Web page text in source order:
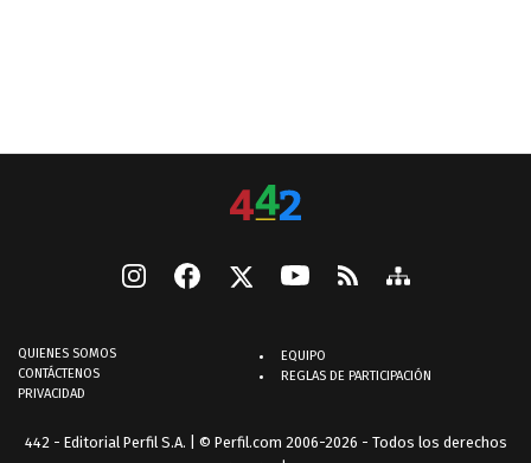
QUIENES SOMOS
CONTÁCTENOS
PRIVACIDAD
EQUIPO
REGLAS DE PARTICIPACIÓN
442 - Editorial Perfil S.A. | © Perfil.com 2006-2026 - Todos los derechos